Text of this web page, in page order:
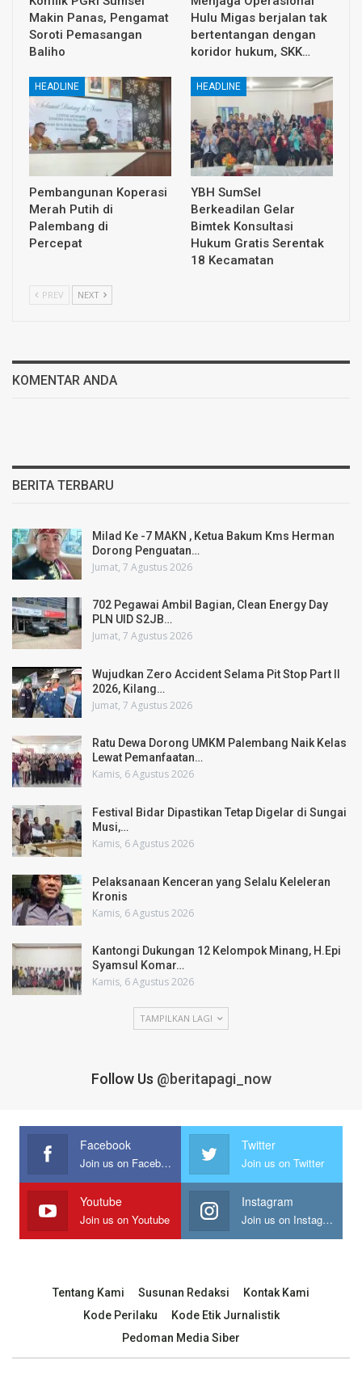
Makin Panas, Pengamat
Soroti Pemasangan
Baliho
Hulu Migas berjalan tak
bertentangan dengan
koridor hukum, SKK…
HEADLINE
Pembangunan Koperasi
Merah Putih di
Palembang di
Percepat
HEADLINE
YBH SumSel
Berkeadilan Gelar
Bimtek Konsultasi
Hukum Gratis Serentak
18 Kecamatan
PREV NEXT
KOMENTAR ANDA
BERITA TERBARU
Milad Ke -7 MAKN , Ketua Bakum Kms Herman
Dorong Penguatan…
Jumat, 7 Agustus 2026
702 Pegawai Ambil Bagian, Clean Energy Day
PLN UID S2JB…
Jumat, 7 Agustus 2026
Wujudkan Zero Accident Selama Pit Stop Part II
2026, Kilang…
Jumat, 7 Agustus 2026
Ratu Dewa Dorong UMKM Palembang Naik Kelas
Lewat Pemanfaatan…
Kamis, 6 Agustus 2026
Festival Bidar Dipastikan Tetap Digelar di Sungai
Musi,…
Kamis, 6 Agustus 2026
Pelaksanaan Kenceran yang Selalu Keleleran
Kronis
Kamis, 6 Agustus 2026
Kantongi Dukungan 12 Kelompok Minang, H.Epi
Syamsul Komar…
Kamis, 6 Agustus 2026
TAMPILKAN LAGI
Follow Us @beritapagi_now
Facebook
Join us on Facebook
Twitter
Join us on Twitter
Youtube
Join us on Youtube
Instagram
Join us on Instagram
Tentang Kami Susunan Redaksi
Kontak Kami
Kode Perilaku
Kode Etik Jurnalistik
Pedoman Media Siber